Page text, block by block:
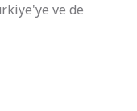
ve de